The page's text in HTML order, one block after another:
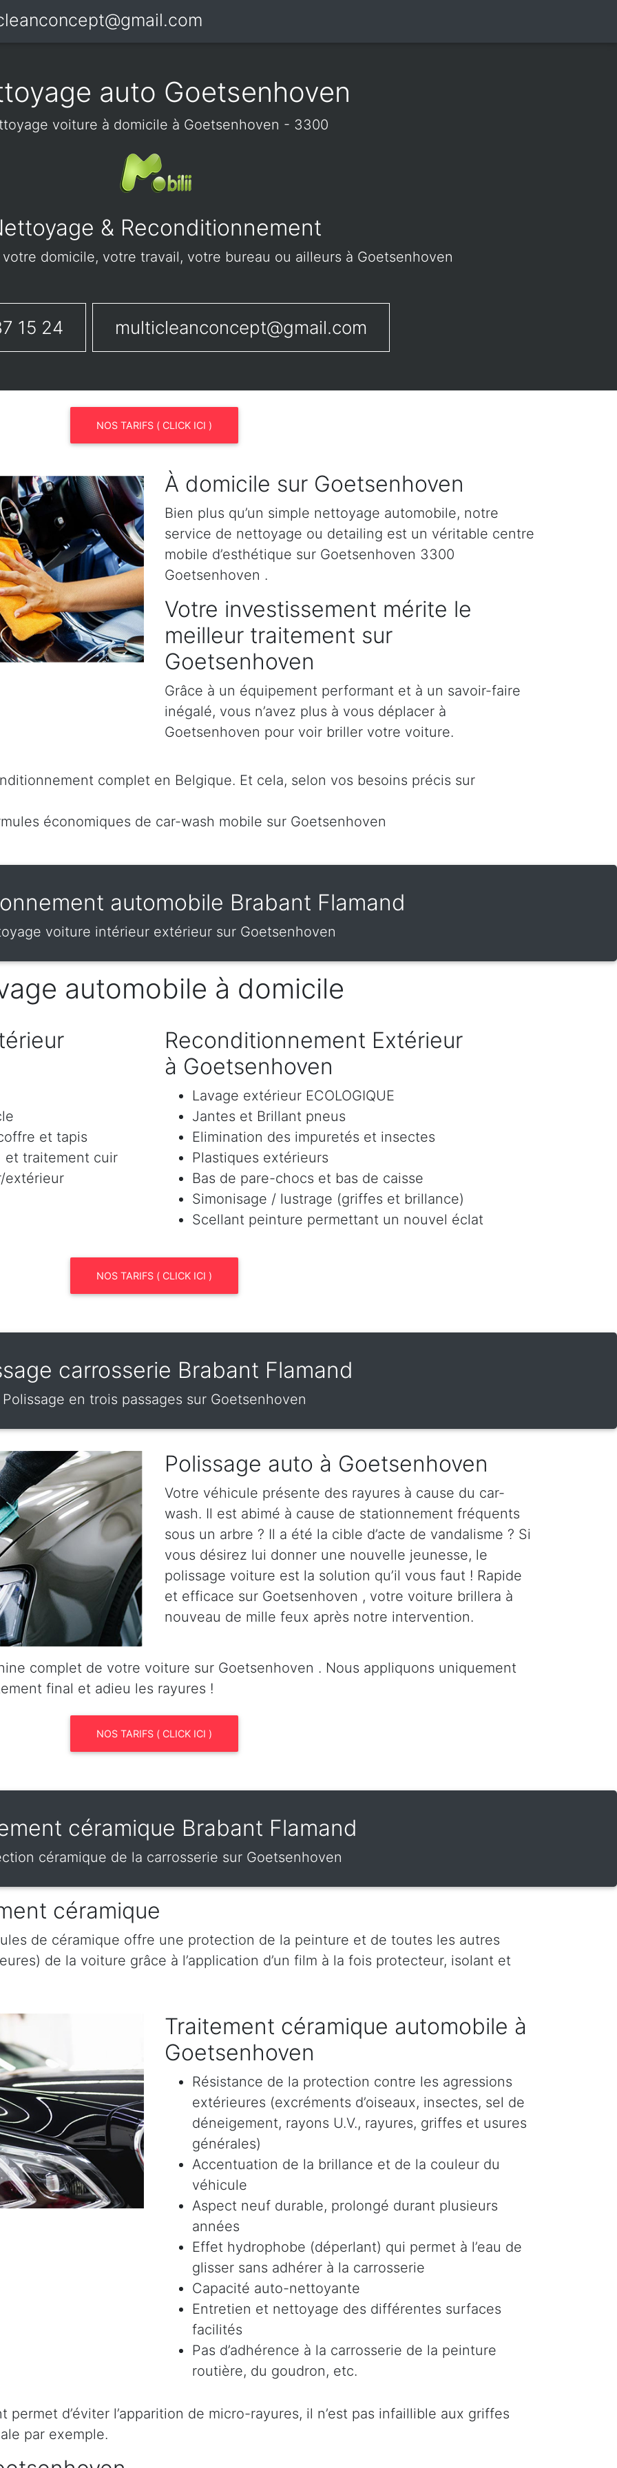
auto Goetsenhoven
voiture à domicile à Goetsenhoven - 3300
& Reconditionnement
domicile, votre travail, votre bureau ou ailleurs à Goetsenhoven
15 24 multicleanconcept@gmail.com
NOS TARIFS ( CLICK ICI )
À domicile sur Goetsenhoven
Bien plus qu’un simple nettoyage automobile, notre
service de nettoyage ou detailing est un véritable centre
mobile d’esthétique sur Goetsenhoven 3300
Goetsenhoven .
Votre investissement mérite le
meilleur traitement sur
Goetsenhoven
Grâce à un équipement performant et à un savoir-faire
inégalé, vous n’avez plus à vous déplacer à
Goetsenhoven pour voir briller votre voiture.
complet en Belgique. Et cela, selon vos besoins précis sur
économiques de car-wash mobile sur Goetsenhoven
automobile Brabant Flamand
voiture intérieur extérieur sur Goetsenhoven
automobile à domicile
et tapis
et traitement cuir
extérieur
Reconditionnement Extérieur
à Goetsenhoven
Lavage extérieur ECOLOGIQUE
Jantes et Brillant pneus
Elimination des impuretés et insectes
Plastiques extérieurs
Bas de pare-chocs et bas de caisse
Simonisage / lustrage (griffes et brillance)
Scellant peinture permettant un nouvel éclat
NOS TARIFS ( CLICK ICI )
carrosserie Brabant Flamand
Polissage en trois passages sur Goetsenhoven
Polissage auto à Goetsenhoven
Votre véhicule présente des rayures à cause du car-
wash. Il est abimé à cause de stationnement fréquents
sous un arbre ? Il a été la cible d’acte de vandalisme ? Si
vous désirez lui donner une nouvelle jeunesse, le
polissage voiture est la solution qu’il vous faut ! Rapide
et efficace sur Goetsenhoven , votre voiture brillera à
nouveau de mille feux après notre intervention.
complet de votre voiture sur Goetsenhoven . Nous appliquons uniquement
final et adieu les rayures !
NOS TARIFS ( CLICK ICI )
céramique Brabant Flamand
céramique de la carrosserie sur Goetsenhoven
céramique
de céramique offre une protection de la peinture et de toutes les autres
de la voiture grâce à l’application d’un film à la fois protecteur, isolant et
Traitement céramique automobile à
Goetsenhoven
Résistance de la protection contre les agressions
extérieures (excréments d’oiseaux, insectes, sel de
déneigement, rayons U.V., rayures, griffes et usures
générales)
Accentuation de la brillance et de la couleur du
véhicule
Aspect neuf durable, prolongé durant plusieurs
années
Effet hydrophobe (déperlant) qui permet à l’eau de
glisser sans adhérer à la carrosserie
Capacité auto-nettoyante
Entretien et nettoyage des différentes surfaces
facilités
Pas d’adhérence à la carrosserie de la peinture
routière, du goudron, etc.
d’éviter l’apparition de micro-rayures, il n’est pas infaillible aux griffes
par exemple.